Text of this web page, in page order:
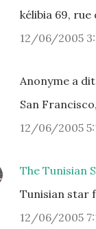
kélibia 69,
12/06/2005
Anonyme a
San
12/06/2005
The Tunisian
Tunisian star
12/06/2005